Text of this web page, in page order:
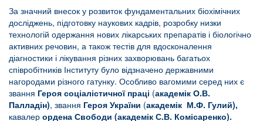
За значний внесок у розвиток фундаментальних біохімічних
досліджень, підготовку наукових кадрів, розробку низки
технологій одержання нових лікарських препаратів і біологічно
активних речовин, а також тестів для вдосконалення
діагностики і лікування різних захворювань багатьох
співробітників Інституту було відзначено державними
нагородами різного гатунку. Особливо вагомими серед них є
звання Героя соціалістичної праці (академік О.В.
Палладін), звання Героя України (академік М.Ф. Гулий),
кавалер ордена Свободи (академік С.В. Комісаренко).